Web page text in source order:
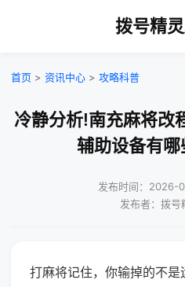
拨号精
首页 > 资讯中心 > 攻略科普
冷静分析!南充麻将改
辅助设备有
发布时间：2026-
发布者：拨号
打麻将记住，你输掉的不